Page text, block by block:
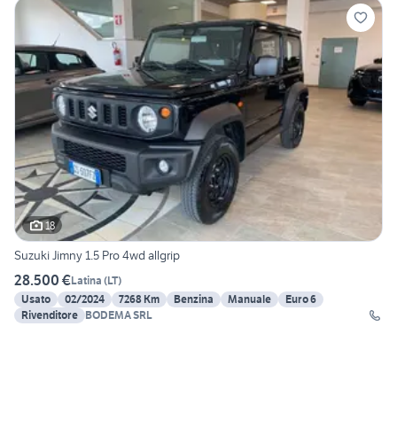
18
Suzuki Jimny 1.5 Pro 4wd allgrip
28.500 €Latina (LT)
Usato
02/2024 7268 Km Benzina Manuale
Euro 6
Rivenditore BODEMA SRL